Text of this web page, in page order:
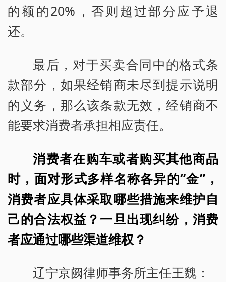
的额的20%，否则超过部分应予退
还。
最后，对于买卖合同中的格式条
款部分，如果经销商未尽到提示说明
的义务，那么该条款无效，经销商不
能要求消费者承担相应责任。
消费者在购车或者购买其他商品
时，面对形式多样名称各异的“金”，
消费者应具体采取哪些措施来维护自
己的合法权益？一旦出现纠纷，消费
者应通过哪些渠道维权？
辽宁京阙律师事务所主任王魏：